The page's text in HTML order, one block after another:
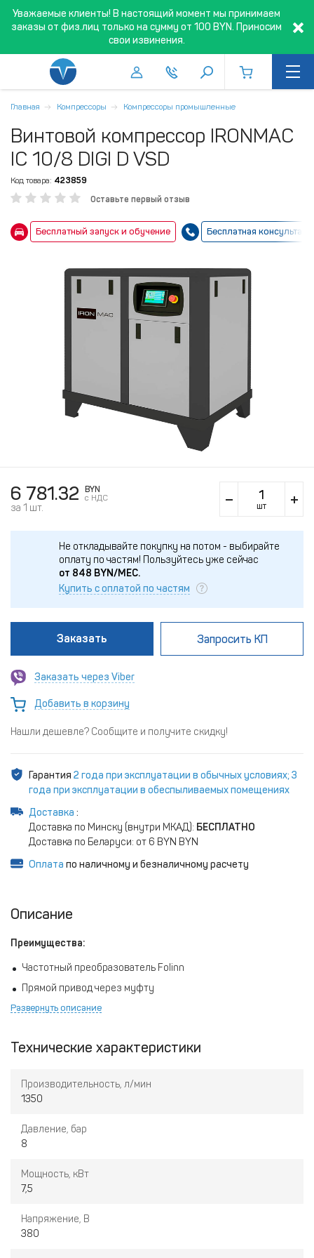
Уважаемые клиенты! В настоящий момент мы принимаем
заказы от физ.лиц только на сумму от 100 BYN. Приносим
свои извинения.
Главная Компрессоры Компрессоры промышленные
Винтовой компрессор IRONMAC
IC 10/8 DIGI D VSD
Код товара: 423859
Оставьте первый отзыв
Бесплатный запуск и обучение Бесплатная
6 781.32
BYN
c НДС
за 1 шт. шт
Не откладывайте покупку на потом - выбирайте
оплату по частям! Пользуйтесь уже сейчас
от 848 BYN/МЕС.
Купить с оплатой по частям
Заказать Запросить КП
Заказать через Viber
Добавить в корзину
Нашли дешевле? Сообщите и получите скидку!
Гарантия 2 года при эксплуатации в обычных условиях; 3
года при эксплуатации в обеспыливаемых помещениях
Доставка :
Доставка по Минску (внутри МКАД): БЕСПЛАТНО
Доставка по Беларуси: от 6 BYN BYN
Оплата по наличному и безналичному расчету
Описание
Преимущества:
Частотный преобразователь Folinn
Прямой привод через муфту
Низкие вибрационные нагрузки
Двигатель IP 65
Плавный пуск звезда - треугольник
Развернуть описание
Технические характеристики
Производительность, л/мин
1350
Давление, бар
8
Мощность, кВт
7,5
Напряжение, В
380